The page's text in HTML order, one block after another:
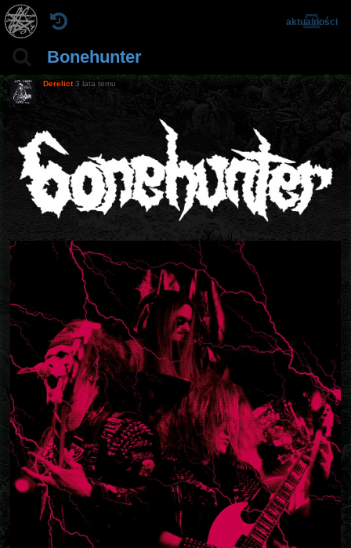
Bonehunter
aktualności
Derelict 3 lata temu